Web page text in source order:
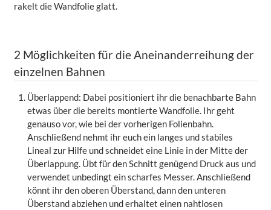
rakelt die Wandfolie glatt.
2 Möglichkeiten für die Aneinanderreihung der
einzelnen Bahnen
Überlappend: Dabei positioniert ihr die benachbarte Bahn
etwas über die bereits montierte Wandfolie. Ihr geht
genauso vor, wie bei der vorherigen Folienbahn.
Anschließend nehmt ihr euch ein langes und stabiles
Lineal zur Hilfe und schneidet eine Linie in der Mitte der
Überlappung. Übt für den Schnitt genügend Druck aus und
verwendet unbedingt ein scharfes Messer. Anschließend
könnt ihr den oberen Überstand, dann den unteren
Überstand abziehen und erhaltet einen nahtlosen